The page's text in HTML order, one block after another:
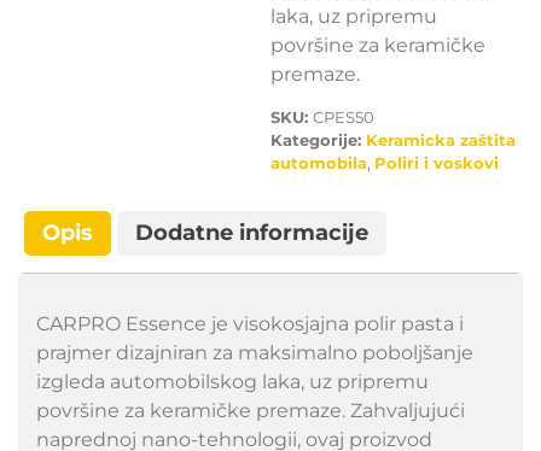
laka, uz pripremu
površine za keramičke
premaze.
SKU: CPES50
Kategorije: Keramicka zaštita
automobila, Poliri i voskovi
Opis Dodatne informacije
CARPRO Essence je visokosjajna polir pasta i
prajmer dizajniran za maksimalno poboljšanje
izgleda automobilskog laka, uz pripremu
površine za keramičke premaze. Zahvaljujući
naprednoj nano-tehnologii, ovaj proizvod